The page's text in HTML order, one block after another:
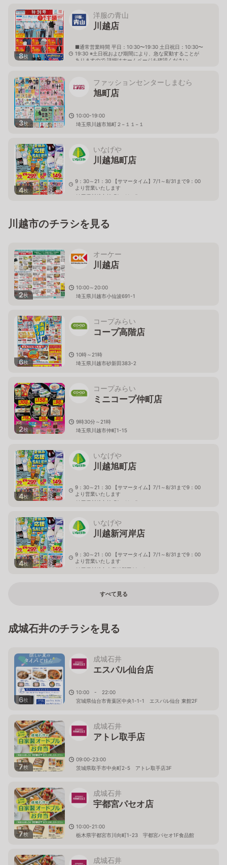
8枚
洋服の青山
川越店
■通常営業時間 平日：10:30〜19:30 土日祝日：10:30〜
19:30 ※土日祝および期間により、急な変動することが
ありますので 詳細はホームページを確認ください
3枚
ファッションセンターしまむら
旭町店
10:00-19:00
埼玉県川越市旭町２−１１−１
4枚
いなげや
川越旭町店
9：30～21：30 【サマータイム】7/1～8/31まで9：00
より営業いたします
埼玉県川越市旭町2－11－5
川越市のチラシを見る
2枚
オーケー
川越店
10:00～20:00
埼玉県川越市小仙波691-1
6枚
コープみらい
コープ高階店
10時～21時
埼玉県川越市砂新田383-2
2枚
コープみらい
ミニコープ仲町店
9時30分～21時
埼玉県川越市仲町1-15
4枚
いなげや
川越旭町店
9：30～21：30 【サマータイム】7/1～8/31まで9：00
より営業いたします
埼玉県川越市旭町2－11－5
4枚
いなげや
川越新河岸店
9：30～21：00 【サマータイム】7/1～8/31まで9：00
より営業いたします
埼玉県川越市大字砂新田89－1
すべて見る
成城石井のチラシを見る
6枚
成城石井
エスパル仙台店
10:00 - 22:00
宮城県仙台市青葉区中央1-1-1 エスパル仙台 東館2F
7枚
成城石井
アトレ取手店
09:00-23:00
茨城県取手市中央町2-5 アトレ取手店3F
7枚
成城石井
宇都宮パセオ店
10:00-21:00
栃木県宇都宮市川向町1-23 宇都宮パセオ1F食品館
成城石井